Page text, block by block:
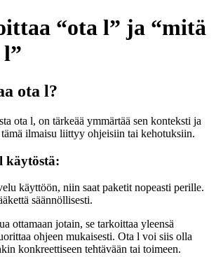
“ota l” ja “mitä
ota l?
ota l, on tärkeää ymmärtää sen konteksti ja
ilmaisu liittyy ohjeisiin tai kehotuksiin.
käytöstä:
käyttöön, niin saat paketit nopeasti perille.
säännöllisesti.
ottamaan jotain, se tarkoittaa yleensä
ohjeen mukaisesti. Ota l voi siis olla
konkreettiseen tehtävään tai toimeen.